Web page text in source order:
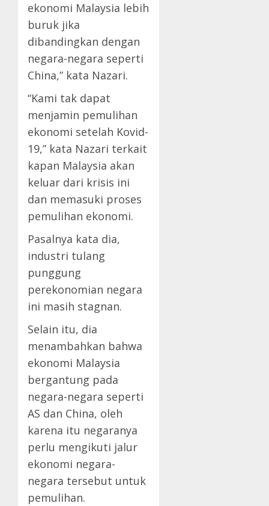
ekonomi Malaysia lebih
buruk jika
dibandingkan dengan
negara-negara seperti
China,” kata Nazari.
“Kami tak dapat
menjamin pemulihan
ekonomi setelah Kovid-
19,” kata Nazari terkait
kapan Malaysia akan
keluar dari krisis ini
dan memasuki proses
pemulihan ekonomi.
Pasalnya kata dia,
industri tulang
punggung
perekonomian negara
ini masih stagnan.
Selain itu, dia
menambahkan bahwa
ekonomi Malaysia
bergantung pada
negara-negara seperti
AS dan China, oleh
karena itu negaranya
perlu mengikuti jalur
ekonomi negara-
negara tersebut untuk
pemulihan.